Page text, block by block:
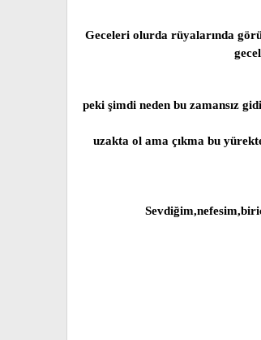
Geceleri olurda rüyalarında
peki şimdi neden bu zamansız
uzakta ol ama çıkma bu